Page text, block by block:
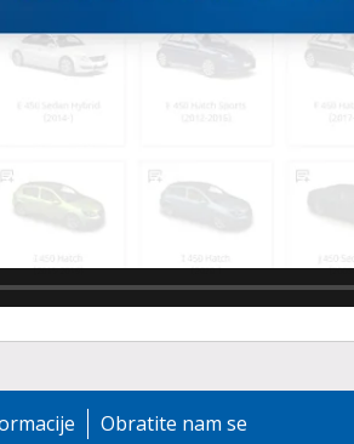
Obratite nam se